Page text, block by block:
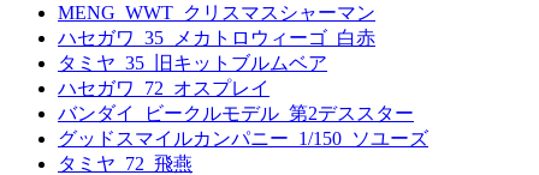
MENG_WWT_クリスマスシャーマン
ハセガワ_35_メカトロウィーゴ_白赤
タミヤ_35_旧キットブルムベア
ハセガワ_72_オスプレイ
バンダイ_ビークルモデル_第2デススター
グッドスマイルカンパニー_1/150_ソユーズ
タミヤ_72_飛燕